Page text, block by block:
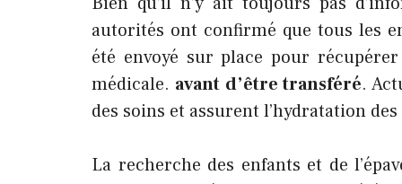
autorités ont confirmé que tous les
été envoyé sur place pour
médicale. avant d’être transféré.
des soins et assurent l’hydratation
La recherche des enfants et de